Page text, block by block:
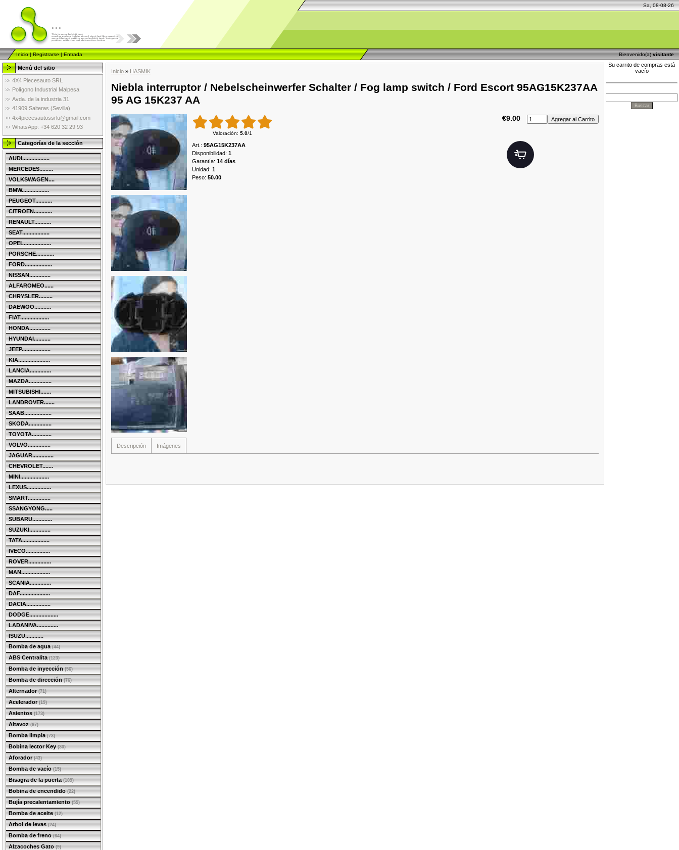
Sa, 08-08-26
...
Inicio|Registrarse|Entrada Bienvenido(a) visitante
Menú del sitio
4X4 Piecesauto SRL
Polígono Industrial Malpesa
Avda. de la industria 31
41909 Salteras (Sevilla)
4x4piecesautossrlu@gmail.com
WhatsApp: +34 620 32 29 93
Categorías de la sección
AUDI..................
MERCEDES.........
VOLKSWAGEN....
BMW..................
PEUGEOT...........
CITROEN............
RENAULT...........
SEAT..................
OPEL..................
PORSCHE............
FORD..................
NISSAN..............
ALFAROMEO......
CHRYSLER.........
DAEWOO...........
FIAT...................
HONDA..............
HYUNDAI...........
JEEP...................
KIA.....................
LANCIA..............
MAZDA...............
MITSUBISHI.......
LANDROVER.......
SAAB..................
SKODA...............
TOYOTA.............
VOLVO...............
JAGUAR..............
CHEVROLET.......
MINI...................
LEXUS................
SMART...............
SSANGYONG.....
SUBARU.............
SUZUKI..............
TATA..................
IVECO................
ROVER...............
MAN...................
SCANIA..............
DAF....................
DACIA................
DODGE...................
LADANIVA..............
ISUZU............
Bomba de agua (44)
ABS Centralita (123)
Bomba de inyección (56)
Bomba de dirección (76)
Alternador (71)
Acelerador (19)
Asientos (173)
Altavoz (67)
Bomba limpia (73)
Bobina lector Key (30)
Aforador (43)
Bomba de vacío (15)
Bisagra de la puerta (189)
Bobina de encendido (22)
Bujía precalentamiento (55)
Bomba de aceite (12)
Arbol de levas (24)
Bomba de freno (64)
Alzacoches Gato (9)
Inicio » HASMIK
Niebla interruptor / Nebelscheinwerfer Schalter / Fog lamp switch / Ford Escort 95AG15K237AA
95 AG 15K237 AA
Valoración: 5.0/1
€9.00
Art. : 95AG15K237AA
Disponibilidad: 1
Garantía: 14 días
Unidad: 1
Peso: 50.00
Descripción Imágenes
Su carrito de compras está
vacío